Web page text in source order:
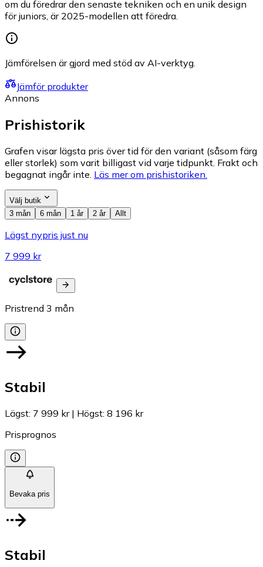
om du föredrar den senaste tekniken och en unik design
för juniors, är 2025-modellen att föredra.
Jämförelsen är gjord med stöd av AI-verktyg.
Jämför produkter
Annons
Prishistorik
Grafen visar lägsta pris över tid för den variant (såsom färg
eller storlek) som varit billigast vid varje tidpunkt. Frakt och
begagnat ingår inte. Läs mer om prishistoriken.
Välj butik
3 mån
6 mån 1 år 2 år Allt
Lägst nypris just nu
7 999 kr
Pristrend 3 mån
Stabil
Lägst: 7 999 kr| Högst: 8 196 kr
Prisprognos
Bevaka pris
Stabil